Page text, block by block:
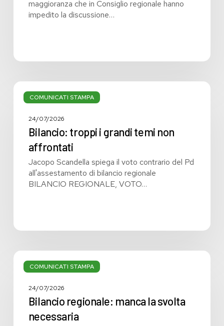
maggioranza che in Consiglio regionale hanno
impedito la discussione…
COMUNICATI STAMPA
Bilancio:
troppi
grandi
affrontati
24/07/2026
Bilancio: troppi i grandi temi non
affrontati
Jacopo Scandella spiega il voto contrario del Pd
all'assestamento di bilancio regionale
BILANCIO REGIONALE, VOTO…
COMUNICATI STAMPA
Bilancio
regionale:
svolta
24/07/2026
Bilancio regionale: manca la svolta
necessaria